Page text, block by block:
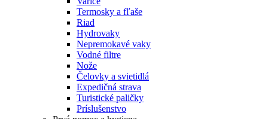
Termosky a fľaše
Riad
Hydrovaky
Nepremokavé vaky
Vodné filtre
Nože
Čelovky a svietidlá
Expedičná strava
Turistické paličky
Príslušenstvo